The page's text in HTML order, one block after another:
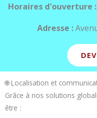
Horaires d'ouverture :
Adresse :
🌐 Localisation et
Grâce à nos solutions
être :